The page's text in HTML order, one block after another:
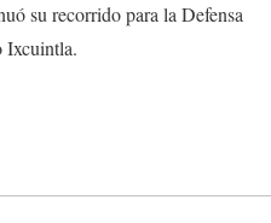
su recorrido para la Defensa
Ixcuintla.